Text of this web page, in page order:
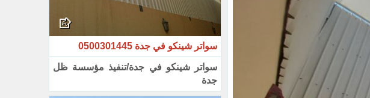
سواتر شينكو في جدة 0500301445
سواتر شينكو في جدة/تنفيذ مؤسسة ظل
جدة